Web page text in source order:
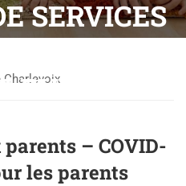
SERVICES
DE
Charlevoix
– COVID-
les parents